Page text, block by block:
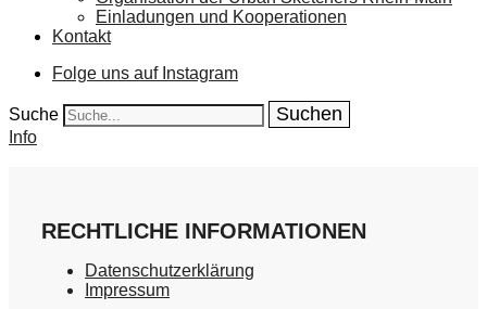
Einladungen und Kooperationen
Kontakt
Folge uns auf Instagram
Suche
Info
RECHTLICHE INFORMATIONEN
Datenschutzerklärung
Impressum